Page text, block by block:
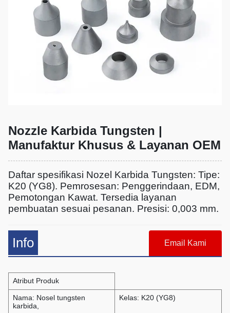
Nozzle Karbida Tungsten |
Manufaktur Khusus & Layanan OEM
Daftar spesifikasi Nozel Karbida Tungsten: Tipe:
K20 (YG8). Pemrosesan: Penggerindaan, EDM,
Pemotongan Kawat. Tersedia layanan
pembuatan sesuai pesanan. Presisi: 0,003 mm.
Info Email Kami
Atribut Produk
Nama: Nosel tungsten
karbida,
Kelas: K20 (YG8)